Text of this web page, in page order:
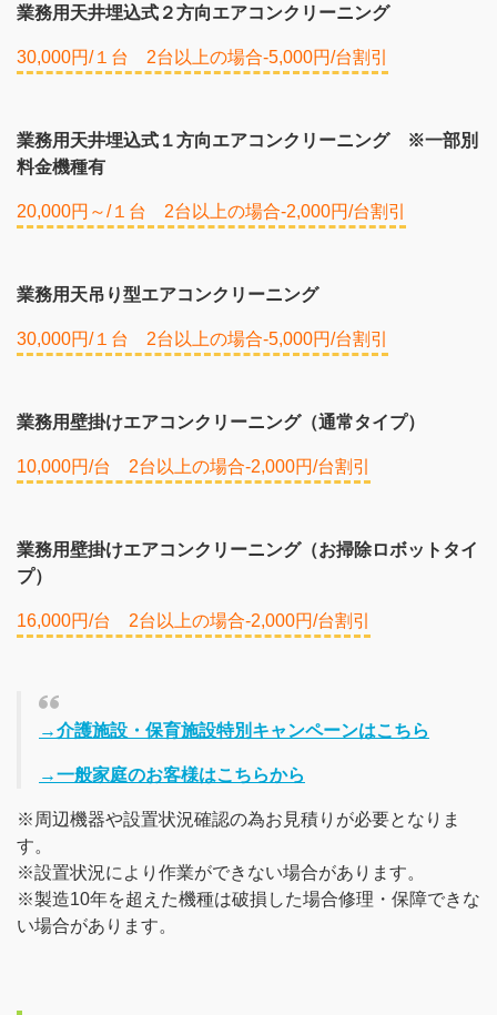
業務用天井埋込式２方向エアコンクリーニング
30,000円/１台 2台以上の場合-5,000円/台割引
業務用天井埋込式１方向エアコンクリーニング ※一部別
料金機種有
20,000円～/１台 2台以上の場合-2,000円/台割引
業務用天吊り型エアコンクリーニング
30,000円/１台 2台以上の場合-5,000円/台割引
業務用壁掛けエアコンクリーニング（通常タイプ）
10,000円/台 2台以上の場合-2,000円/台割引
業務用壁掛けエアコンクリーニング（お掃除ロボットタイ
プ）
16,000円/台 2台以上の場合-2,000円/台割引
→介護施設・保育施設特別キャンペーンはこちら
→一般家庭のお客様はこちらから
※周辺機器や設置状況確認の為お見積りが必要となりま
す。
※設置状況により作業ができない場合があります。
※製造10年を超えた機種は破損した場合修理・保障できな
い場合があります。